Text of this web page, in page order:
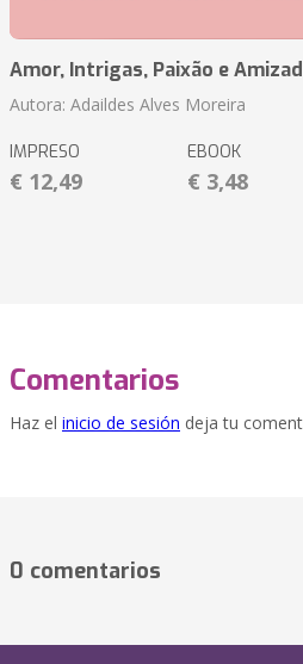
Amor, Intrigas, Paixão e
Autora: Adaildes Alves Moreira
IMPRESO
€ 12,49
EBOOK
€ 3,48
Comentarios
Haz el inicio de sesión deja tu
0 comentarios